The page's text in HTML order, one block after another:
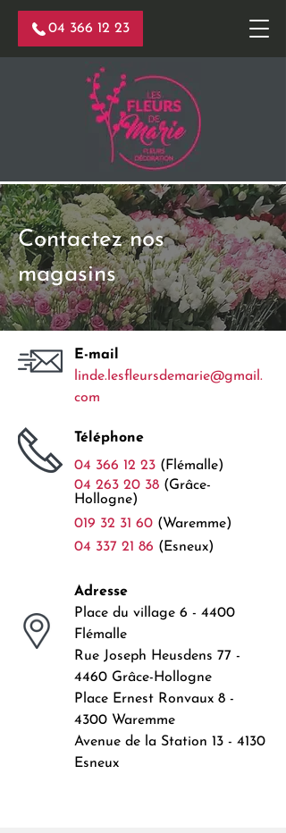
04 366 12 23
Contactez nos
magasins
E-mail
linde.lesfleursdemarie@gmail.
com
Téléphone
04 366 12 23 (Flémalle)
04 263 20 38 (Grâce-
Hollogne)
019 32 31 60 (Waremme)
04 337 21 86 (Esneux)
Adresse
Place du village 6 - 4400
Flémalle
Rue Joseph Heusdens 77 -
4460 Grâce-Hollogne
Place Ernest Ronvaux 8 -
4300 Waremme
Avenue de la Station 13 - 4130
Esneux